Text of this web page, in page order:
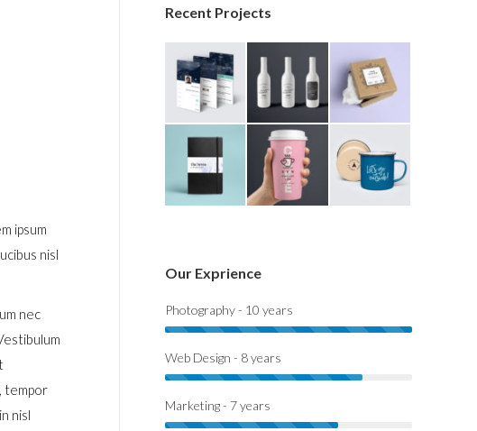
ipsum
nisl
nec
tempor
nisl
Recent Projects
Our Exprience
Photography - 10 years
Web Design - 8 years
Marketing - 7 years